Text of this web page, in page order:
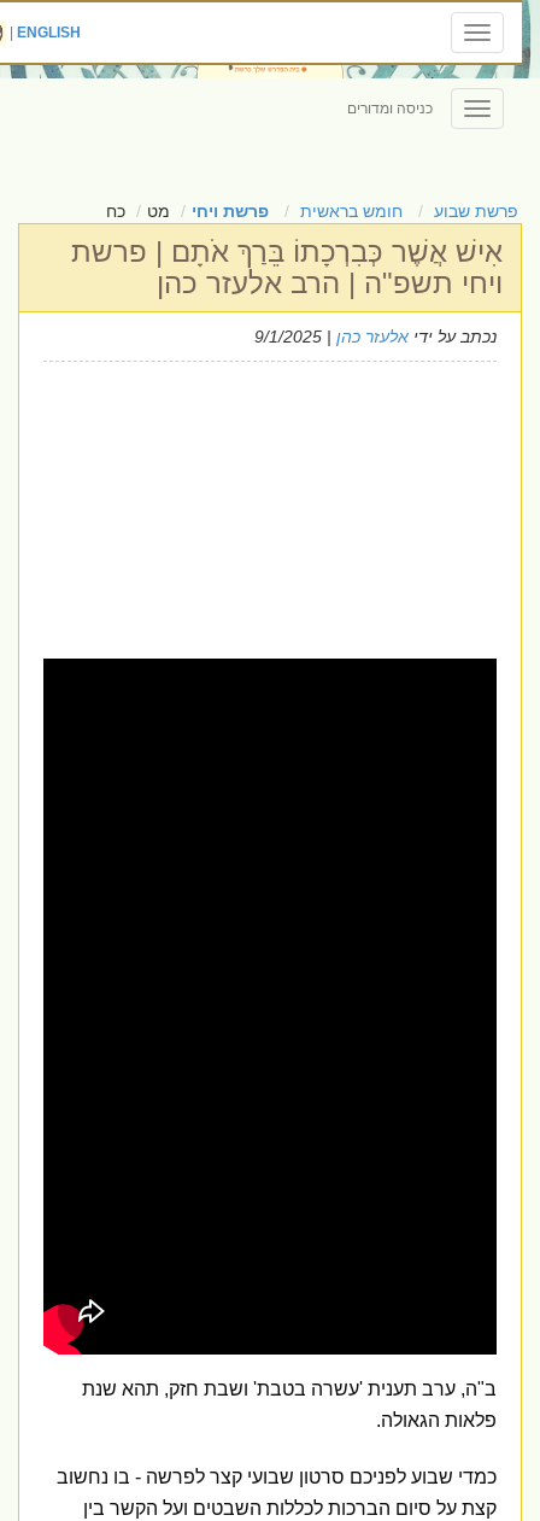
Toggle
navigation
ENGLISH
|
Toggle
navigation
כניסה ומדורים
פרשת שבוע חומש בראשית פרשת ויחי מט כח
אִישׁ אֲשֶׁר כְּבִרְכָתוֹ בֵּרַךְ אֹתָם | פרשת
ויחי תשפ"ה | הרב אלעזר כהן
נכתב על ידיאלעזר כהן| 9/1/2025
ב"ה, ערב תענית 'עשרה בטבת' ושבת חזק, תהא שנת
פלאות הגאולה.
כמדי שבוע לפניכם סרטון שבועי קצר לפרשה - בו נחשוב
קצת על סיום הברכות לכללות השבטים ועל הקשר בין